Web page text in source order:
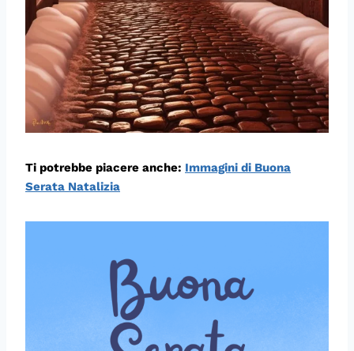
Ti potrebbe piacere anche: Immagini di Buona
Serata Natalizia